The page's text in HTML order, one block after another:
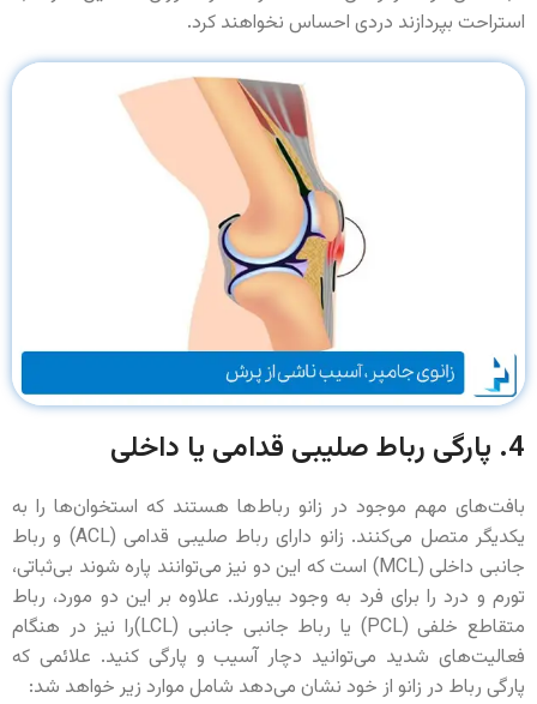
استراحت بپردازند دردی احساس نخواهند کرد.
4. پارگی رباط صلیبی قدامی یا داخلی
بافت‌های مهم موجود در زانو رباط‌‌ها هستند که استخوان‌ها را به
یکدیگر متصل می‌کنند. زانو دارای رباط صلیبی قدامی (ACL) و رباط
جانبی داخلی (MCL) است که این دو نیز می‌توانند پاره شوند بی‌ثباتی،
تورم و درد را برای فرد به وجود بیاورند. علاوه بر این دو مورد، رباط
متقاطع خلفی (PCL) یا رباط جانبی جانبی (LCL)را نیز در هنگام
فعالیت‌های شدید می‌توانید دچار آسیب و پارگی کنید. علائمی که
پارگی رباط در زانو از خود نشان می‌دهد شامل موارد زیر خواهد شد: